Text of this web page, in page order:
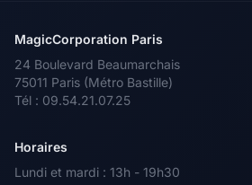
MagicCorporation Paris
24 Boulevard Beaumarchais
75011 Paris (Métro Bastille)
Tél : 09.54.21.07.25
Horaires
Lundi et mardi : 13h - 19h30